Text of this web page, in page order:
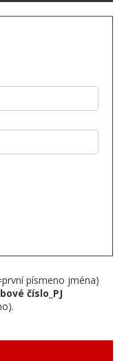
písmeno jména)
číslo_PJ